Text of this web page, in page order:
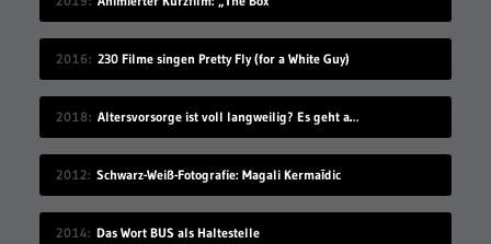
2016 230 Filme singen Pretty Fly (for a White Guy)
2018 Altersvorsorge ist voll langweilig? Es geht auch modern!
2012 Schwarz-Weiß-Fotografie: Magali Kermaīdic
2014 Das Wort BUS als Haltestelle